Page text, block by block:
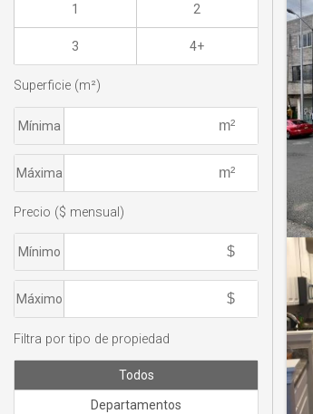
1 2
3 4+
Superficie (m²)
Mínima
Máxima
Precio ($ mensual)
Mínimo
Máximo
Filtra por tipo de propiedad
Todos
Departamentos